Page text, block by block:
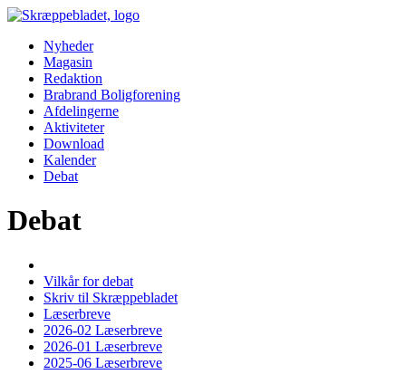
Nyheder
Magasin
Redaktion
Brabrand Boligforening
Afdelingerne
Aktiviteter
Download
Kalender
Debat
Debat
Vilkår for debat
Skriv til Skræppebladet
Læserbreve
2026-02 Læserbreve
2026-01 Læserbreve
2025-06 Læserbreve